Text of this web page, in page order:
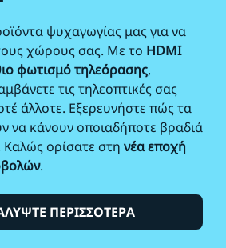
ψυχαγωγίας μας για να
χώρους σας. Με το HDMI
φωτισμό τηλεόρασης,
τις τηλεοπτικές σας
άλλοτε. Εξερευνήστε πώς τα
να κάνουν οποιαδήποτε βραδιά
Καλώς ορίσατε στη νέα εποχή
.
ΠΕΡΙΣΣΟΤΕΡΑ